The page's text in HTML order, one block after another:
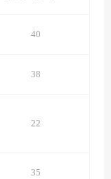
40
38
22
35